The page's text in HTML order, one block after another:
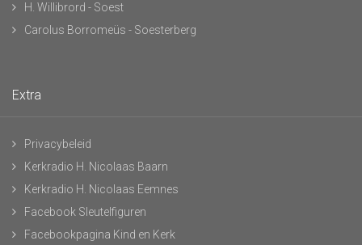
H. Willibrord - Soest
Carolus Borromeüs - Soesterberg
Extra
Privacybeleid
Kerkradio H. Nicolaas Baarn
Kerkradio H. Nicolaas Eemnes
Facebook Sleutelfiguren
Facebookpagina Kind en Kerk